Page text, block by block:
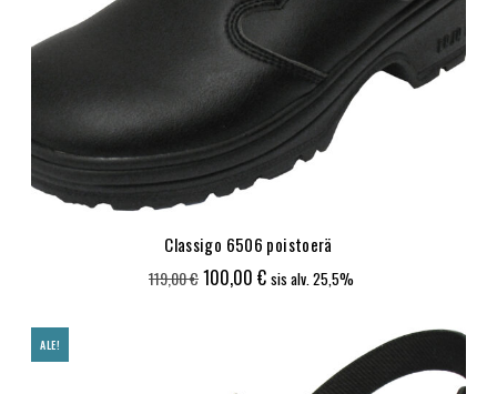
Classigo 6506 poistoerä
119,00€Alkuperäinen
100,00 €Nykyinen
sis alv. 25,5%
ALE!